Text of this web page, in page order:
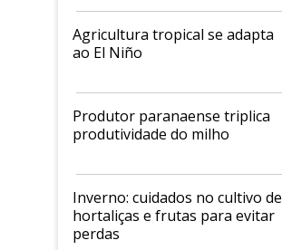
Agricultura tropical se adapta
ao El Niño
Produtor paranaense triplica
produtividade do milho
Inverno: cuidados no cultivo de
hortaliças e frutas para evitar
perdas